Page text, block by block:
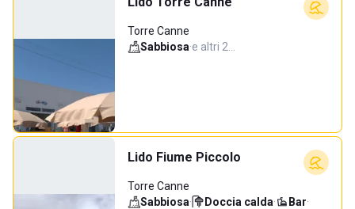
Torre Canne
Sabbiosa·e altri 2…
Lido Fiume Piccolo
Torre Canne
Sabbiosa· Doccia calda· Bar·